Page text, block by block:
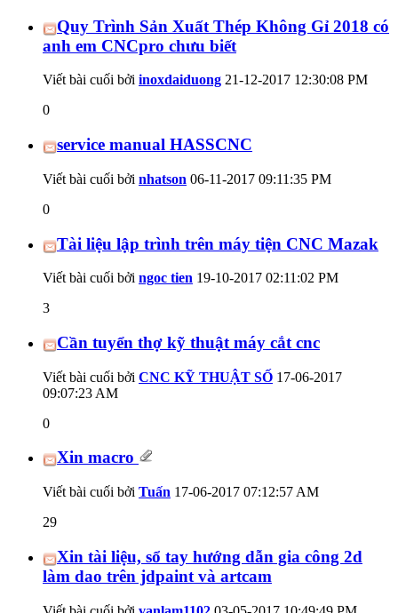
Quy Trình Sản Xuất Thép Không Gỉ 2018 có
anh em CNCpro chưu biết
Viết bài cuối bởi inoxdaiduong 21-12-2017 12:30:08 PM
0
service manual HASSCNC
Viết bài cuối bởi nhatson 06-11-2017 09:11:35 PM
0
Tài liệu lập trình trên máy tiện CNC Mazak
Viết bài cuối bởi ngoc tien 19-10-2017 02:11:02 PM
3
Cần tuyển thợ kỹ thuật máy cắt cnc
Viết bài cuối bởi CNC KỸ THUẬT SỐ 17-06-2017
09:07:23 AM
0
Xin macro
Viết bài cuối bởi Tuấn 17-06-2017 07:12:57 AM
29
Xin tài liệu, sổ tay hướng dẫn gia công 2d
làm dao trên jdpaint và artcam